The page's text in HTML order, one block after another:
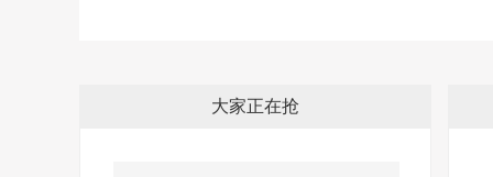
大家正在抢